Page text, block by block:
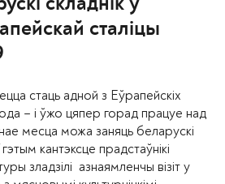
сталіцы
стаць адной з Еўрапейскіх
– і ўжо цяпер горад працуе над
месца можа заняць беларускі
гэтым кантэксце прадстаўнікі
зладзілі азнаямленчы візіт у